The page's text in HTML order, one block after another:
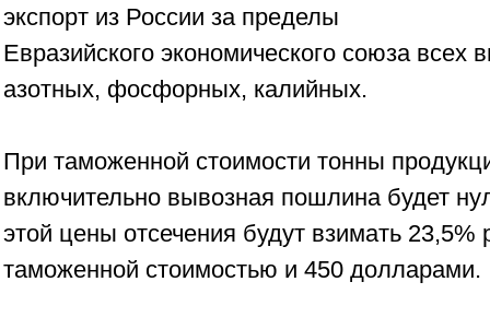
экспорт из России за пределы
Евразийского экономического союза всех
азотных, фосфорных, калийных.
При таможенной стоимости тонны
включительно вывозная пошлина будет
этой цены отсечения будут взимать
таможенной стоимостью и 450 долларами.